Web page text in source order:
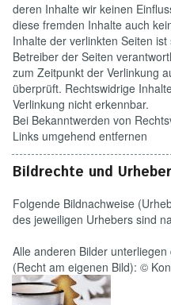
deren Inhalte wir keinen
diese fremden Inhalte auch
Inhalte der verlinkten Seiten
Betreiber der Seiten
zum Zeitpunkt der Verlinkung
überprüft. Rechtswidrige
Verlinkung nicht erkennbar.
Bei Bekanntwerden von
Links umgehend entfernen
Bildrechte und
Folgende Bildnachweise
des jeweiligen Urhebers sind
Alle anderen Bilder
(Recht am eigenen Bild): ©